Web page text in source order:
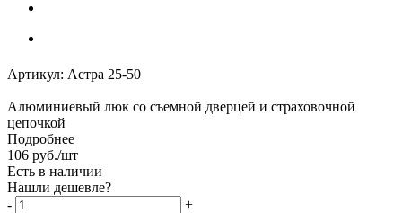
Артикул: Астра 25-50
Алюминиевый люк со съемной дверцей и страховочной
цепочкой
Подробнее
106 руб./шт
Есть в наличии
Нашли дешевле?
-
+